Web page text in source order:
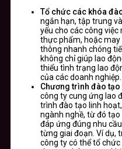
Tổ chức các khóa
ngắn hạn, tập trung
yếu cho các công
thực phẩm, hoặc
thông nhanh chóng
không chỉ giúp lao
thiểu tình trạng lao
của các doanh nghiệp.
Chương trình đào
công ty cung ứng lao
trình đào tạo linh
ngành nghề, từ đó
đáp ứng đúng nhu
từng giai đoạn. Ví dụ,
công ty có thể tổ